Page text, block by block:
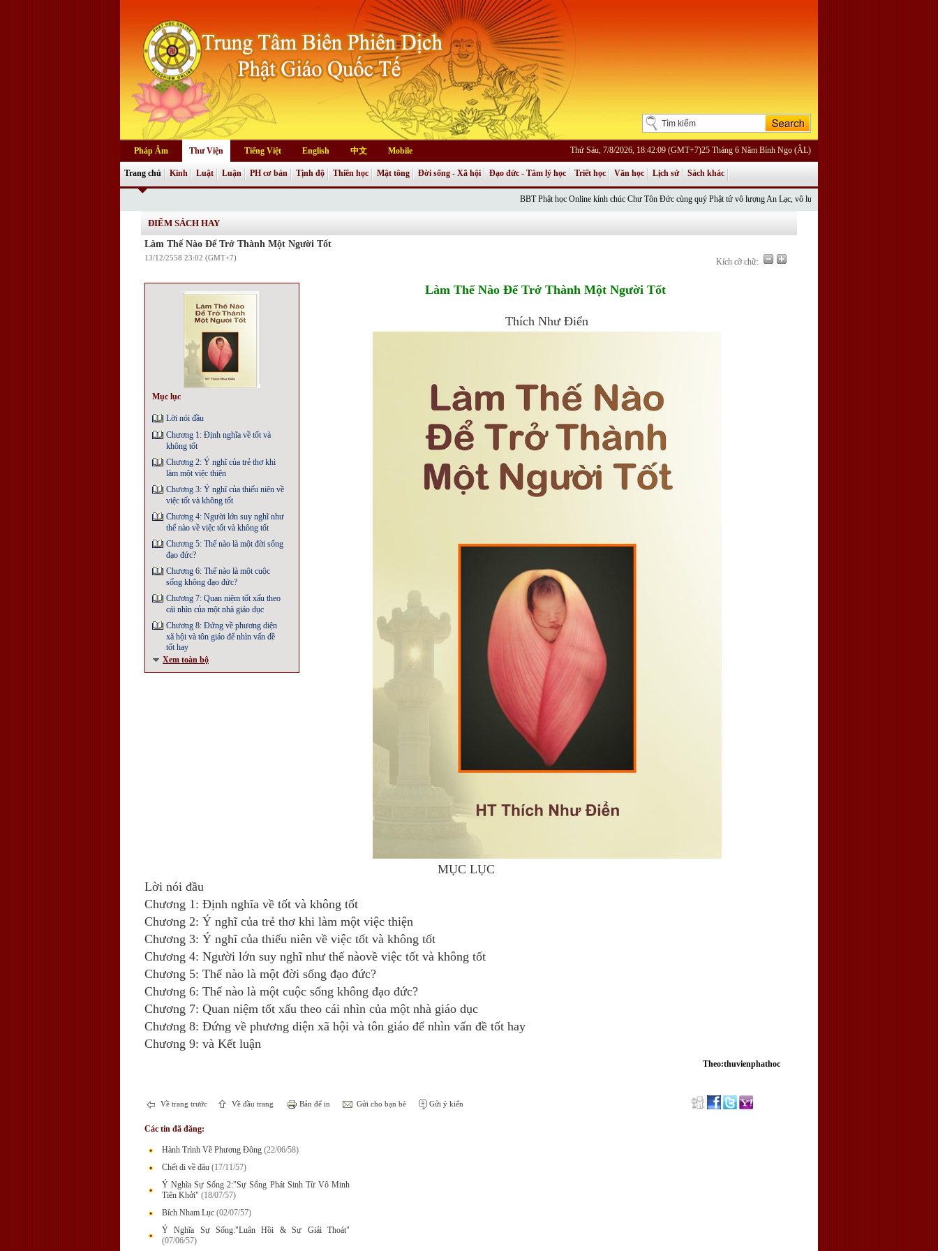
Pháp Âm Thư Viện Tiếng Việt English 中文 Mobile Thứ Sáu, 7/8/2026, 18:42:09 (GMT+7)25 Tháng 6 Năm Bính Ngọ (ÂL)
Trang chủ
BBT Phật học Online kính chúc Chư Tôn Đức cùng quý Phật tử vô lượng An Lạc, vô lượng Cát Tường.
Kinh Luật Luận PH cơ bản Tịnh độ Thiền học Mật tông Đời sống - Xã hội Đạo đức - Tâm lý học Triết học Văn học Lịch sử Sách khác
ĐIỂM SÁCH HAY
Làm Thế Nào Để Trở Thành Một Người Tốt
13/12/2558 23:02 (GMT+7) Kích cỡ chữ:
Mục lục
Lời nói đầu
Chương 1: Định nghĩa về tốt và
không tốt
Chương 2: Ý nghĩ của trẻ thơ khi
làm một việc thiện
Chương 3: Ý nghĩ của thiếu niên về
việc tốt và không tốt
Chương 4: Người lớn suy nghĩ như
thế nào về việc tốt và không tốt
Chương 5: Thế nào là một đời sống
đạo đức?
Chương 6: Thế nào là một cuộc
sống không đạo đức?
Chương 7: Quan niệm tốt xấu theo
cái nhìn của một nhà giáo dục
Chương 8: Đứng về phương diện
xã hội và tôn giáo để nhìn vấn đề
tốt hay
Xem toàn bộ
Làm Thế Nào Để Trở Thành Một Người Tốt
Thích Như Điển
MỤC LỤC
Lời nói đầu
Chương 1: Định nghĩa về tốt và không tốt
Chương 2: Ý nghĩ của trẻ thơ khi làm một việc thiện
Chương 3: Ý nghĩ của thiếu niên về việc tốt và không tốt
Chương 4: Người lớn suy nghĩ như thế nàovề việc tốt và không tốt
Chương 5: Thế nào là một đời sống đạo đức?
Chương 6: Thế nào là một cuộc sống không đạo đức?
Chương 7: Quan niệm tốt xấu theo cái nhìn của một nhà giáo dục
Chương 8: Đứng về phương diện xã hội và tôn giáo để nhìn vấn đề tốt hay
Chương 9: và Kết luận
Theo:thuvienphathoc
Về trang trước Về đầu trang Bản để in Gửi cho bạn bè Gửi ý kiến
Các tin đã đăng:
Hành Trình Về Phương Đông (22/06/58)
Chết đi về đâu (17/11/57)
Ý Nghĩa Sự Sống 2:"Sự Sống Phát Sinh Từ Vô Minh
Tiên Khởi" (18/07/57)
Bích Nham Lục (02/07/57)
Ý Nghĩa Sự Sống:"Luân Hồi & Sự Giải Thoát"
(07/06/57)